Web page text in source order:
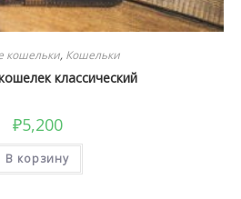
кошельки, Кошельки
классический
₽5,200
В корзину